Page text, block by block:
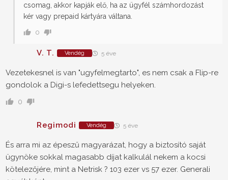
csomag, akkor kapják elő, ha az ügyfél számhordozást
kér vagy prepaid kártyára váltana.
0
V. T. Vendég 5 éve
Vezetekesnel is van "ugyfelmegtarto", es nem csak a Flip-re
gondolok a Digi-s lefedettsegu helyeken.
0
Regimodi Vendég 5 éve
És arra mi az épeszű magyarázat, hogy a biztosító saját
ügynöke sokkal magasabb díjat kalkulál nekem a kocsi
kötelezőjére, mint a Netrisk ? 103 ezer vs 57 ezer. Generali